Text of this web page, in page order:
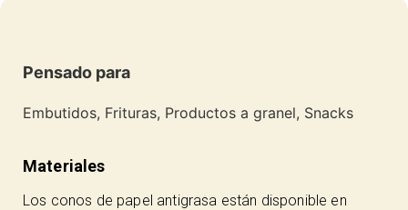
Pensado para
Embutidos, Frituras, Productos a granel, Snacks
Materiales
Los conos de papel antigrasa están disponible en